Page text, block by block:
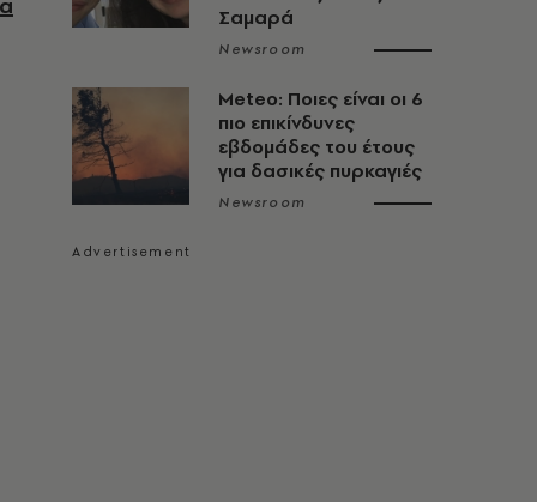
Σαμαρά
Newsroom
Meteo: Ποιες είναι οι 6
πιο επικίνδυνες
εβδομάδες του έτους
για δασικές πυρκαγιές
Newsroom